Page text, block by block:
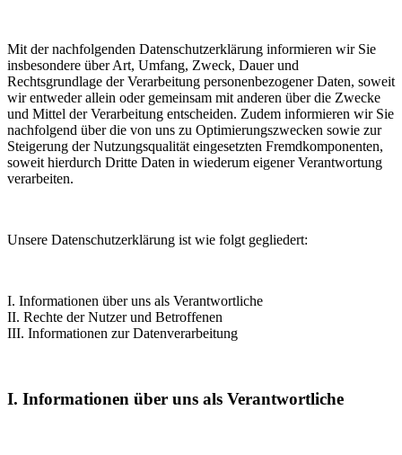
Mit der nachfolgenden Datenschutzerklärung informieren wir Sie
insbesondere über Art, Umfang, Zweck, Dauer und
Rechtsgrundlage der Verarbeitung personenbezogener Daten, soweit
wir entweder allein oder gemeinsam mit anderen über die Zwecke
und Mittel der Verarbeitung entscheiden. Zudem informieren wir Sie
nachfolgend über die von uns zu Optimierungszwecken sowie zur
Steigerung der Nutzungsqualität eingesetzten Fremdkomponenten,
soweit hierdurch Dritte Daten in wiederum eigener Verantwortung
verarbeiten.
Unsere Datenschutzerklärung ist wie folgt gegliedert:
I. Informationen über uns als Verantwortliche
II. Rechte der Nutzer und Betroffenen
III. Informationen zur Datenverarbeitung
I. Informationen über uns als Verantwortliche